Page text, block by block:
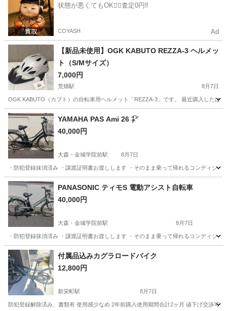
バッテリー
状態が悪くてもOK🙆‍♀️査定0円‼️
COYASH Ad
【新品未使用】OGK KABUTO REZZA-3 ヘルメッ
ト（S/Mサイズ）
7,000円
荒畑駅 8月7日
OGK KABUTO（カブト）の自転車用ヘルメット「REZZA-3」です。 最近購入したば
愛知 名古屋市 YAMAHA PAS Ami 26 ㌅
40,000円
大森・金城学院前駅 8月7日
・防犯登録抹消済み ・譲渡証明書お渡しします ・そのまま乗って帰れるコンディシ
愛知 名古屋市 電動アシスト自転車
PANASONIC ティモS 電動アシスト自転車
40,000円
大森・金城学院前駅 8月7日
・防犯登録抹消済み ・譲渡証明書お渡しします ・そのまま乗って帰れるコンディシ
愛知 名古屋市 大森・金城学院前駅 電動アシスト自転車
ティモ
付属品込みカグラロードバイク
12,800円
新栄町駅 8月7日
防犯登録解除済み、書類有 使用感少なめ 2年前購入使用期間合計2ヶ月 値下げ交渉可